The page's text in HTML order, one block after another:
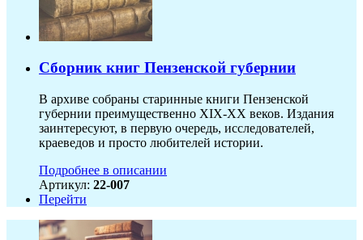
Сборник книг Пензенской губернии
В архиве собраны старинные книги Пензенской
губернии преимущественно XIX-ХХ веков. Издания
заинтересуют, в первую очередь, исследователей,
краеведов и просто любителей истории.
Подробнее в описании
Артикул: 22-007
Перейти